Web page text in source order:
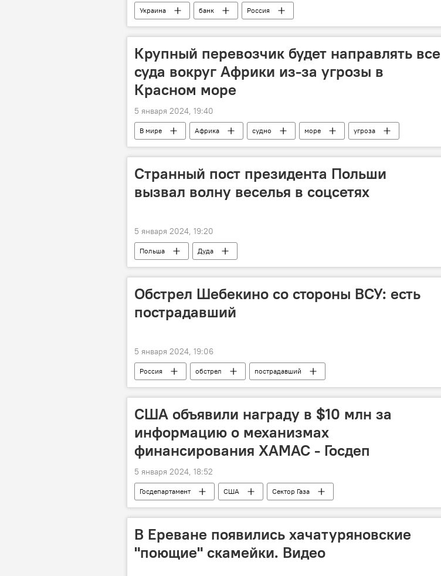
Украина банк Россия
Крупный перевозчик будет направлять все
суда вокруг Африки из-за угрозы в
Красном море
5 января 2024, 19:40
В мире Африка судно море угроза
Странный пост президента Польши
вызвал волну веселья в соцсетях
5 января 2024, 19:20
Польша Дуда
Обстрел Шебекино со стороны ВСУ: есть
пострадавший
5 января 2024, 19:06
Россия обстрел пострадавший
США объявили награду в $10 млн за
информацию о механизмах
финансирования ХАМАС - Госдеп
5 января 2024, 18:52
Госдепартамент США Сектор Газа
В Ереване появились хачатуряновские
"поющие" скамейки. Видео